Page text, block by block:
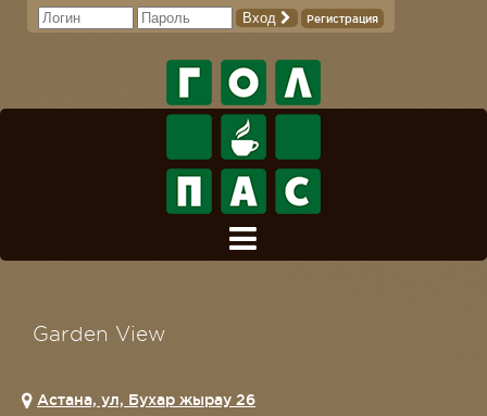
Вход Регистрация
Garden View
Астана, ​ул, Бухар жырау 26